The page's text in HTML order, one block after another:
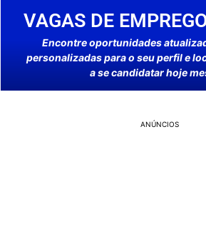
VAGAS DE
Encontre oportunidades
personalizadas para o seu perfil e
a se candidatar hoje
ANÚNCIOS